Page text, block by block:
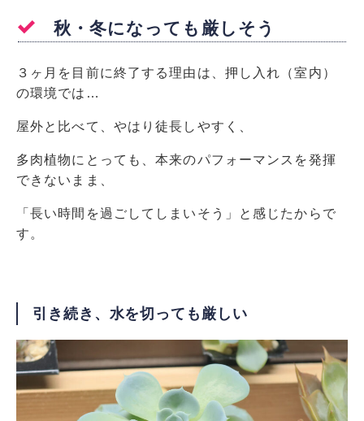
秋・冬になっても厳しそう
３ヶ月を目前に終了する理由は、押し入れ（室内）
の環境では…
屋外と比べて、やはり徒長しやすく、
多肉植物にとっても、本来のパフォーマンスを発揮
できないまま、
「長い時間を過ごしてしまいそう」と感じたからで
す。
引き続き、水を切っても厳しい